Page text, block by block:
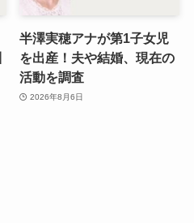
半澤実穂アナが第1子女児
を出産！夫や結婚、現在の
活動を調査
2026年8月6日